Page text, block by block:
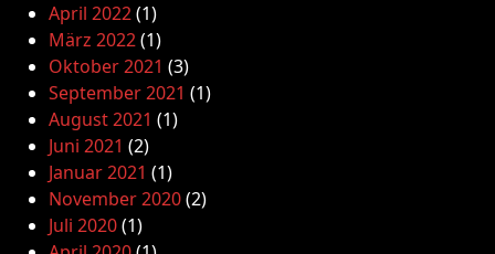
April 2022(1)
März 2022(1)
Oktober 2021 (3)
September 2021 (1)
August 2021 (1)
Juni 2021 (2)
Januar 2021 (1)
November 2020(2)
Juli 2020(1)